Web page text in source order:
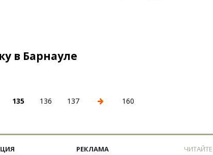
в Барнауле
135 136 137 160
РЕКЛАМА